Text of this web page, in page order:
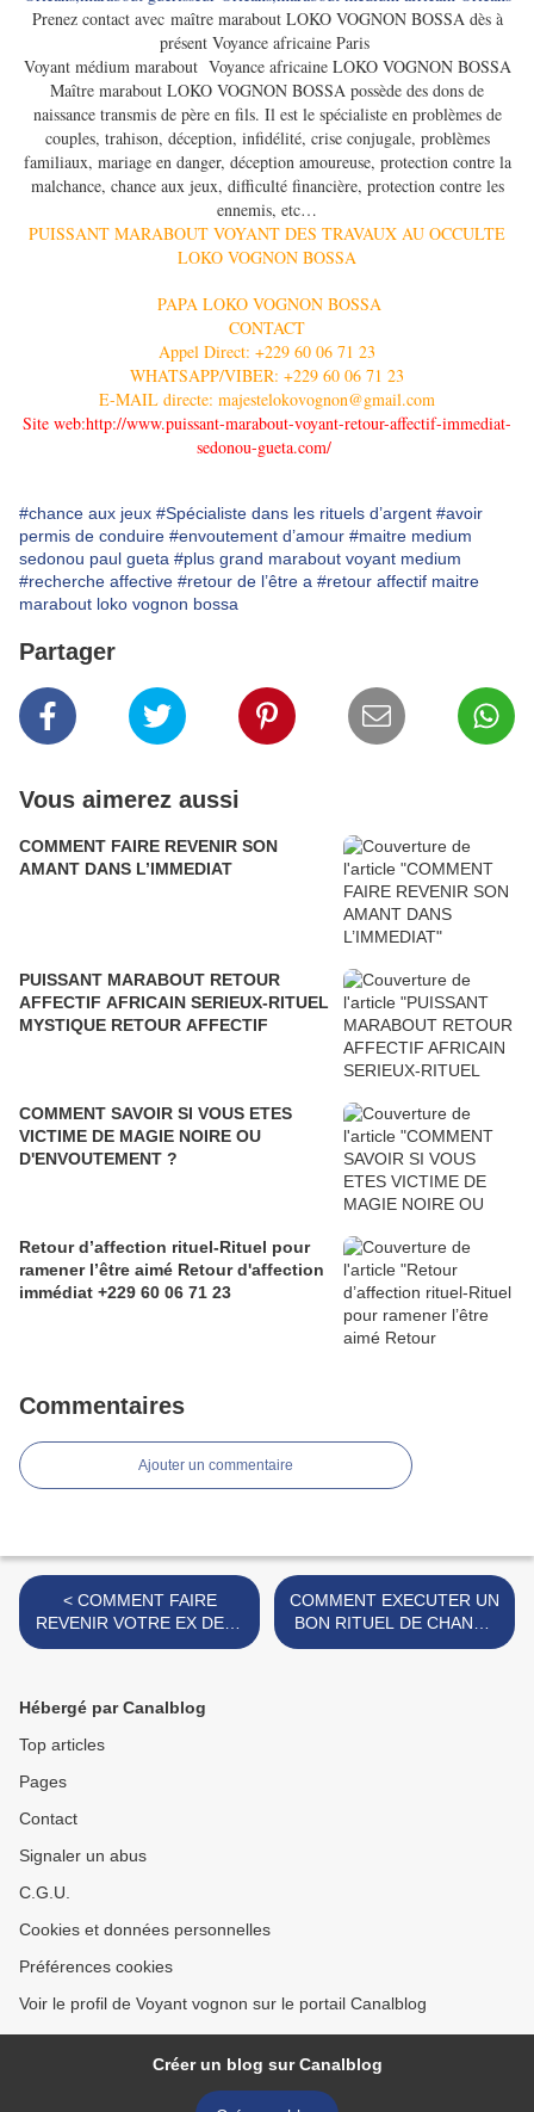
Prenez contact avec maître ​marabout LOKO VOGNON BOSSA dès à
présent Voyance africaine Paris
Voyant médium marabout Voyance africaine ​LOKO VOGNON BOSSA
Maître ​marabout LOKO VOGNON BOSSA possède des dons de
naissance transmis de père en fils. Il est le spécialiste en problèmes de
couples, trahison, déception, infidélité, crise conjugale, problèmes
familiaux, mariage en danger, déception amoureuse, protection contre la
malchance, chance aux jeux, difficulté financière, protection contre les
ennemis, etc…
PUISSANT MARABOUT VOYANT DES TRAVAUX AU OCCULTE
LOKO VOGNON BOSSA
PAPA LOKO VOGNON BOSSA
CONTACT
Appel Direct: +229 60 06 71 23
WHATSAPP/VIBER: +229 60 06 71 23
E-MAIL directe: majestelokovognon@gmail.com
Site web:http://www.puissant-marabout-voyant-retour-affectif-immediat-
sedonou-gueta.com/
#chance aux jeux #Spécialiste dans les rituels d’argent #avoir
permis de conduire #envoutement d’amour #maitre medium
sedonou paul gueta #plus grand marabout voyant medium
#recherche affective #retour de l’être a #retour affectif maitre
marabout loko vognon bossa
Partager
Vous aimerez aussi
COMMENT FAIRE REVENIR SON
AMANT DANS L’IMMEDIAT
PUISSANT MARABOUT RETOUR
AFFECTIF AFRICAIN SERIEUX-RITUEL
MYSTIQUE RETOUR AFFECTIF
COMMENT SAVOIR SI VOUS ETES
VICTIME DE MAGIE NOIRE OU
D'ENVOUTEMENT ?
Retour d’affection rituel-Rituel pour
ramener l’être aimé Retour d'affection
immédiat +229 60 06 71 23
Commentaires
Ajouter un commentaire
< COMMENT FAIRE
REVENIR VOTRE EX DEJA
EN COUPLE, PUISSANT
COMMENT EXECUTER UN
BON RITUEL DE CHANCE
ET DE LA RÉUSSITE >
Hébergé par Canalblog
Top articles
Pages
Contact
Signaler un abus
C.G.U.
Cookies et données personnelles
Préférences cookies
Voir le profil de Voyant vognon sur le portail Canalblog
Créer un blog sur Canalblog